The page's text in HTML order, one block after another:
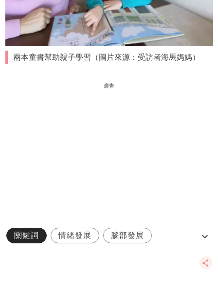
兩本童書幫助親子學習（圖片來源：受訪者海馬媽媽）
廣告
關鍵詞 情緒發展 腦部發展